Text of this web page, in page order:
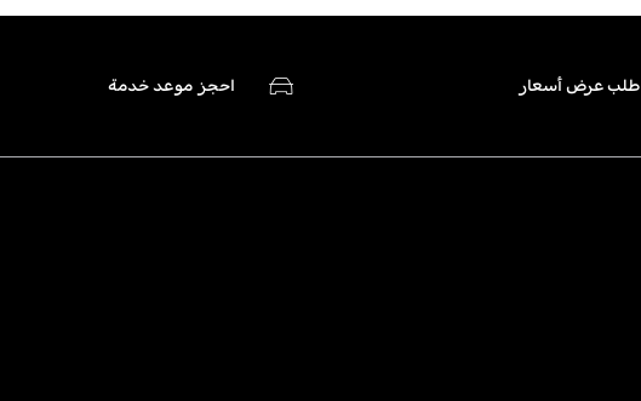
طلب عرض أسعار احجز موعد خدمة